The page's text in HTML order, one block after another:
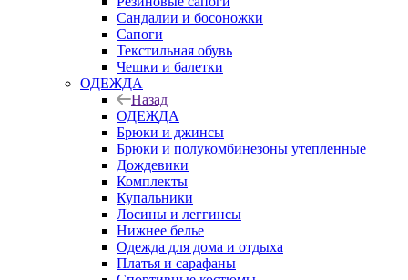
Сандалии и босоножки
Сапоги
Текстильная обувь
Чешки и балетки
ОДЕЖДА
Назад
ОДЕЖДА
Брюки и джинсы
Брюки и полукомбинезоны утепленные
Дождевики
Комплекты
Купальники
Лосины и леггинсы
Нижнее белье
Одежда для дома и отдыха
Платья и сарафаны